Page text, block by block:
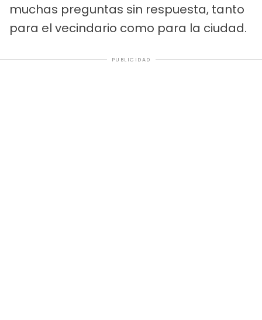
muchas preguntas sin respuesta, tanto
para el vecindario como para la ciudad.
PUBLICIDAD